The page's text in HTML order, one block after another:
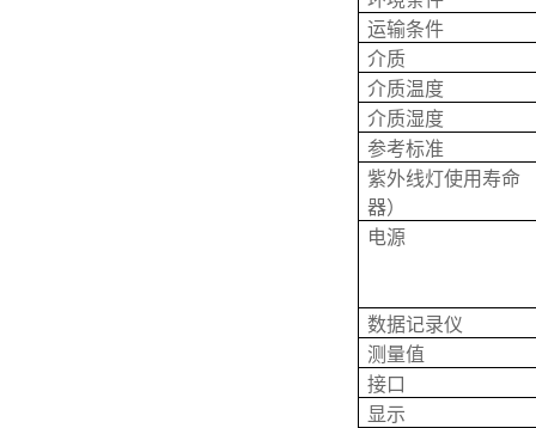
运输条件
介质
介质温度
介质湿度
参考标准
紫外线灯使用寿命
器）
电源
数据记录仪
测量值
接口
显示